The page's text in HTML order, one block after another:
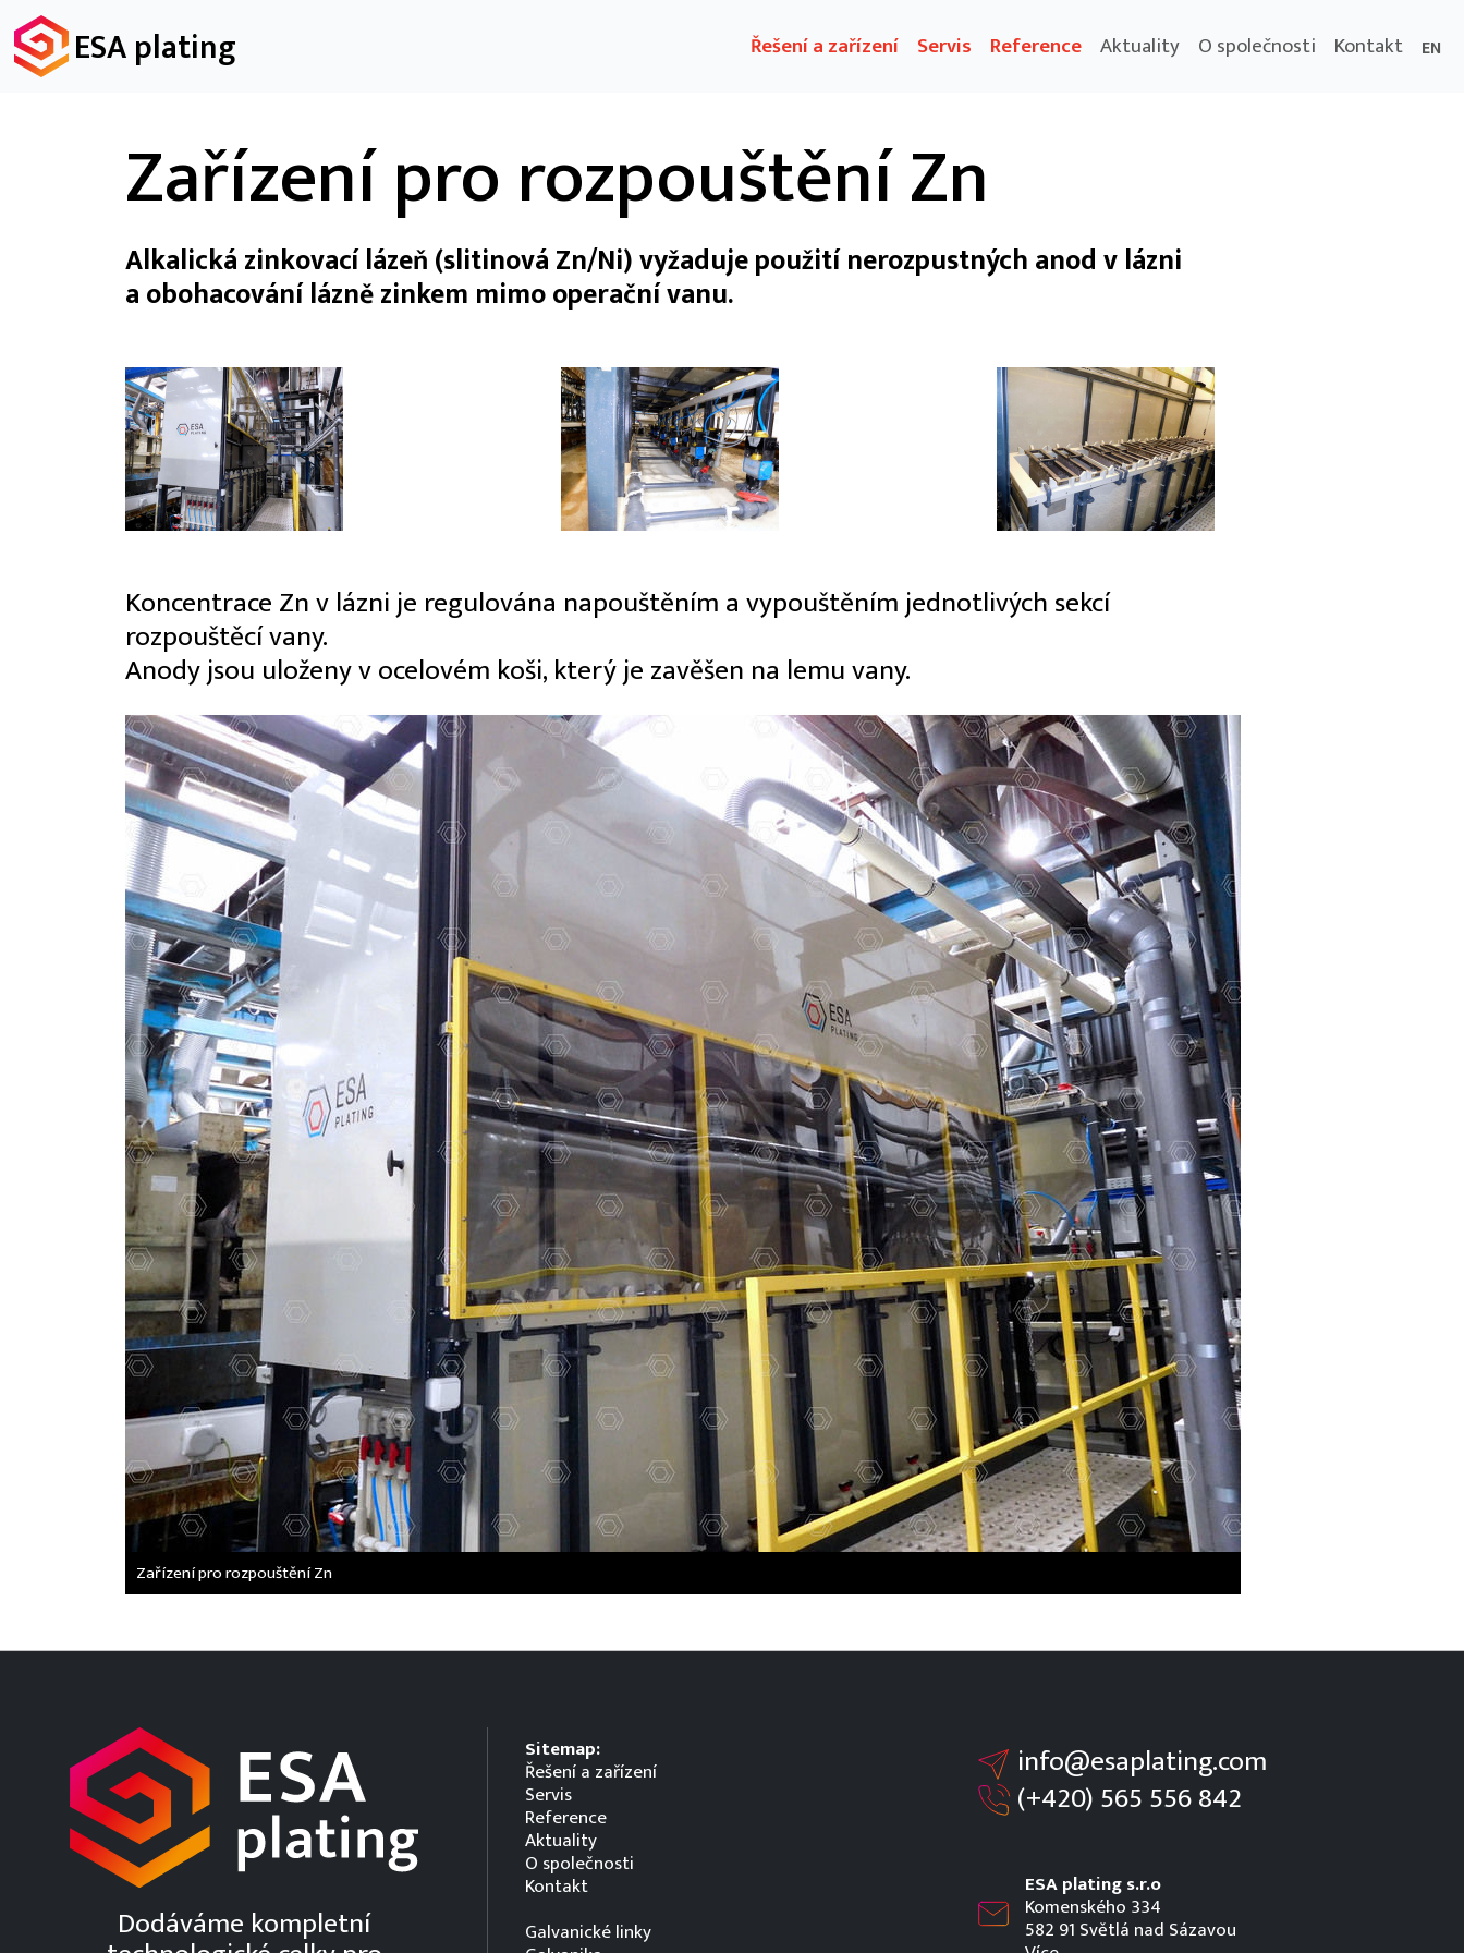
ESA plating Řešení a zařízení Servis Reference Aktuality O společnosti Kontakt EN
Zařízení pro rozpouštění Zn
Alkalická zinkovací lázeň (slitinová Zn/Ni) vyžaduje použití nerozpustných anod v lázni
a obohacování lázně zinkem mimo operační vanu.
Koncentrace Zn v lázni je regulována napouštěním a vypouštěním jednotlivých sekcí
rozpouštěcí vany.
Anody jsou uloženy v ocelovém koši, který je zavěšen na lemu vany.
Zařízení pro rozpouštění Zn
Dodáváme kompletní
Sitemap:
Řešení a zařízení
Servis
Reference
Aktuality
O společnosti
Kontakt
Galvanické linky
info@esaplating.com
(+420)565 556 842
ESA plating s.r.o
Komenského 334
582 91 Světlá nad Sázavou